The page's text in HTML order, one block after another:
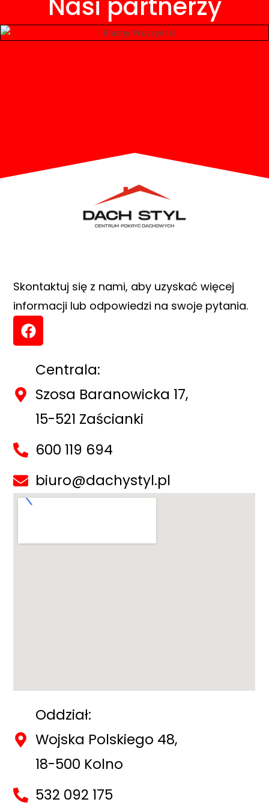
Skontaktuj się z nami, aby uzyskać więcej
informacji lub odpowiedzi na swoje pytania.
Centrala:
Szosa Baranowicka 17,
15-521 Zaścianki
600 119 694
biuro@dachystyl.pl
Oddział:
Wojska Polskiego 48,
18-500 Kolno
532 092 175